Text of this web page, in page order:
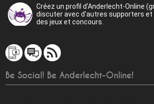
Créez un profil d'Anderlecht-Online
discuter avec d'autres supporters et
des jeux et concours.
Be Social! Be Anderlecht-Online!